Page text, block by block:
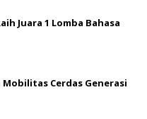
Juara 1 Lomba Bahasa
Cerdas Generasi